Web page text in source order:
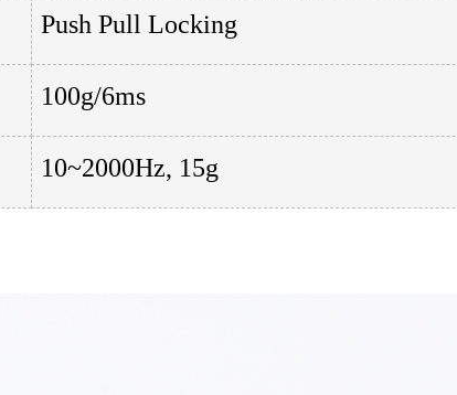
Push Pull Locking
100g/6ms
10~2000Hz, 15g